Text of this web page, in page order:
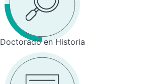
Doctorado en Historia